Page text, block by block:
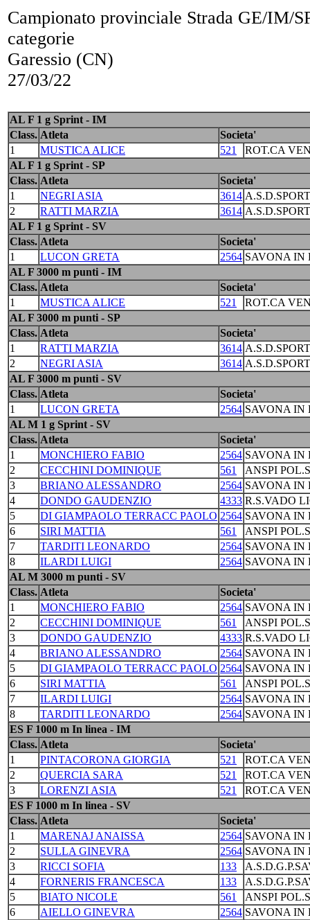
Campionato provinciale Strada GE/IM/
categorie
Garessio (CN)
27/03/22
AL F 1 g Sprint - IM
Class. Atleta
Societa'
1
MUSTICA ALICE 521
ROT.CA
AL F 1 g Sprint - SP
Class. Atleta
Societa'
1
NEGRI ASIA 3614
2
RATTI MARZIA 3614
AL F 1 g Sprint - SV
Class. Atleta
Societa'
1
LUCON GRETA 2564 SAVONA IN
AL F 3000 m punti - IM
Class. Atleta
Societa'
1
MUSTICA ALICE 521
ROT.CA
AL F 3000 m punti - SP
Class. Atleta
Societa'
1
RATTI MARZIA 3614
2
NEGRI ASIA 3614
AL F 3000 m punti - SV
Class. Atleta
Societa'
1
LUCON GRETA 2564 SAVONA IN
AL M 1 g Sprint - SV
Class. Atleta
Societa'
1
MONCHIERO FABIO 2564 SAVONA IN
2
CECCHINI DOMINIQUE 561
ANSPI
3
BRIANO ALESSANDRO 2564 SAVONA IN
4
DONDO GAUDENZIO 4333 R.S.VADO
5
DI GIAMPAOLO TERRACC PAOLO 2564 SAVONA IN
6
SIRI MATTIA 561
ANSPI
7
TARDITI LEONARDO 2564 SAVONA IN
8
ILARDI LUIGI 2564 SAVONA IN
AL M 3000 m punti - SV
Class. Atleta
Societa'
1
MONCHIERO FABIO 2564 SAVONA IN
2
CECCHINI DOMINIQUE 561
ANSPI
3
DONDO GAUDENZIO 4333 R.S.VADO
4
BRIANO ALESSANDRO 2564 SAVONA IN
5
DI GIAMPAOLO TERRACC PAOLO 2564 SAVONA IN
6
SIRI MATTIA 561
ANSPI
7
ILARDI LUIGI 2564 SAVONA IN
8
TARDITI LEONARDO 2564 SAVONA IN
ES F 1000 m In linea - IM
Class. Atleta
Societa'
1
PINTACORONA GIORGIA 521
ROT.CA
2
QUERCIA SARA 521
ROT.CA
3
LORENZI ASIA 521
ROT.CA
ES F 1000 m In linea - SV
Class. Atleta
Societa'
1
MARENAJ ANAISSA 2564 SAVONA IN
2
SULLA GINEVRA 2564 SAVONA IN
3
RICCI SOFIA 133
4
FORNERIS FRANCESCA 133
5
BIATO NICOLE 561
ANSPI
6
AIELLO GINEVRA 2564 SAVONA IN